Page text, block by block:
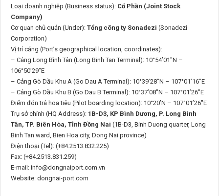
Loại doanh nghiệp (Business status): Cổ Phần (Joint Stock
Company)
Cơ quan chủ quản (Under):Tổng công ty Sonadezi (Sonadezi
Corporation)
Vị trí cảng (Port’s geographical location, coordinates):
– Cảng Long Bình Tân (Long Binh Tan Terminal): 10°54’01″N –
106°50’29″E
– Cảng Gò Dầu Khu A (Go Dau A Terminal): 10°39’28″N – 107°01’16″E
– Cảng Gò Dầu Khu B (Go Dau B Terminal): 10°37’08″N – 107°01’26″E
Điểm đón trả hoa tiêu (Pilot boarding location): 10°20’N – 107°01’26″E
Trụ sở chính (HQ Address): 1B-D3, KP Bình Dương, P. Long Bình
Tân, TP. Biên Hòa, Tỉnh Đồng Nai (1B-D3, Binh Duong quarter, Long
Binh Tan ward, Bien Hoa city, Dong Nai province)
Điện thoại (Tel): (+84.2513.832.225)
Fax: (+84.2513.831.259)
E-mail: info@dongnaiport.com.vn
Website: dongnai-port.com